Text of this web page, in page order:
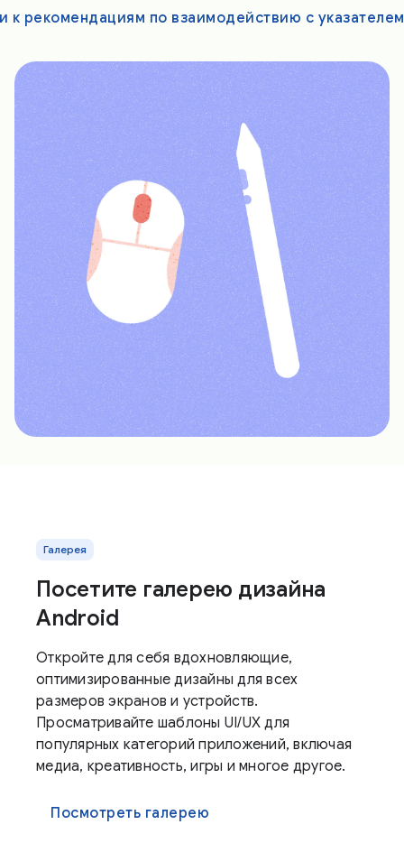
к рекомендациям по взаимодействию с
Галерея
Посетите галерею дизайна
Android
Откройте для себя вдохновляющие,
оптимизированные дизайны для всех
размеров экранов и устройств.
Просматривайте шаблоны UI/UX для
популярных категорий приложений, включая
медиа, креативность, игры и многое другое.
Посмотреть галерею